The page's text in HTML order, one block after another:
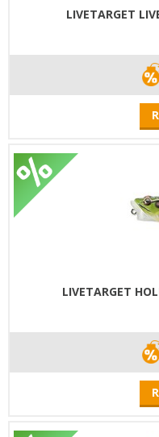
LIVETARGET
LIVETARGET